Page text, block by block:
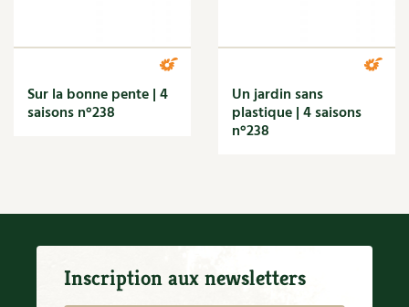
Sur la bonne pente | 4
saisons n°238
Un jardin sans
plastique | 4 saisons
n°238
Inscription aux newsletters